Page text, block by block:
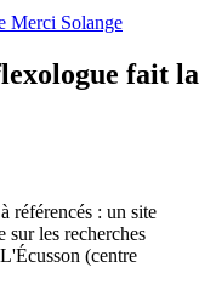
Merci Solange
fait la
référencés : un site
sur les recherches
(centre